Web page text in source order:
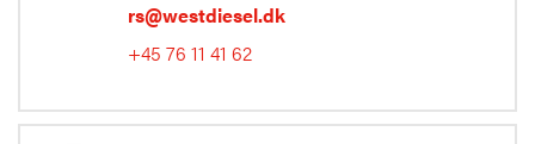
rs@westdiesel.dk
+45 76 11 41 62